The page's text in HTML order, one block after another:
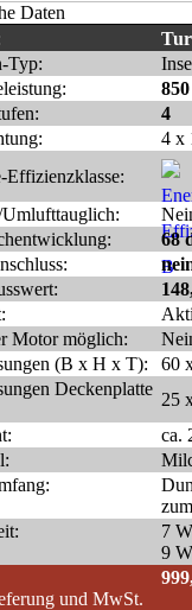
Daten
Typ:
4
4 x
Effizienzklasse:
68
Motor möglich:
(B x H x T):
60
Deckenplatte
25
ca.
7
9
und MwSt.